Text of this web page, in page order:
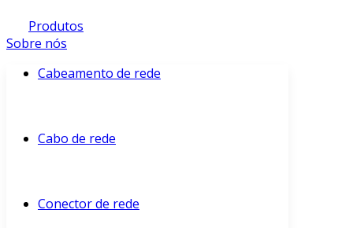
Produtos
Sobre nós
Cabeamento de rede
Cabo de rede
Conector de rede